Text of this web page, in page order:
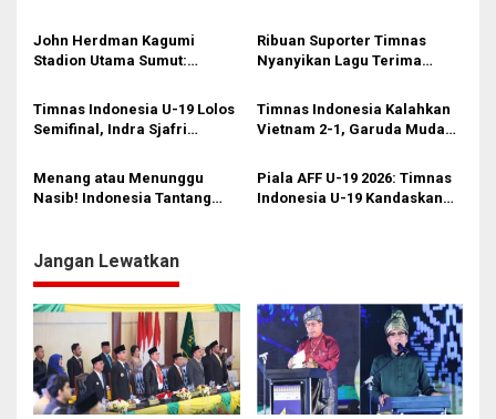
p
o
s
Balik 27 Menit ke Meksiko!
John Herdman Kagumi
Stadion Utama Sumut:
Ribuan Suporter Timnas
Nyanyikan Lagu Terima
di Stadion Utama Sumut
Timnas Indonesia U-19 Lolos
Semifinal, Indra Sjafri
Timnas Indonesia Kalahkan
Vietnam 2-1, Garuda Muda
2026
Menang atau Menunggu
Nasib! Indonesia Tantang
Piala AFF U-19 2026: Timnas
Indonesia U-19 Kandaskan
Jangan Lewatkan